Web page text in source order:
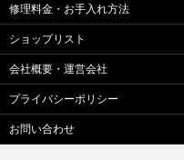
修理料金・お手入れ方法
ショップリスト
会社概要・運営会社
プライバシーポリシー
お問い合わせ